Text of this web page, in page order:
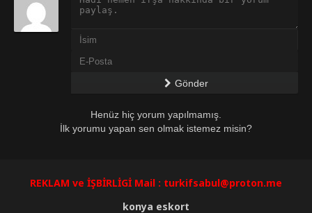
Gönder
Henüz hiç yorum yapılmamış.
İlk yorumu yapan sen olmak istemez misin?
REKLAM ve İŞBİRLİGİ Mail : turkifsabul@proton.me
konya eskort